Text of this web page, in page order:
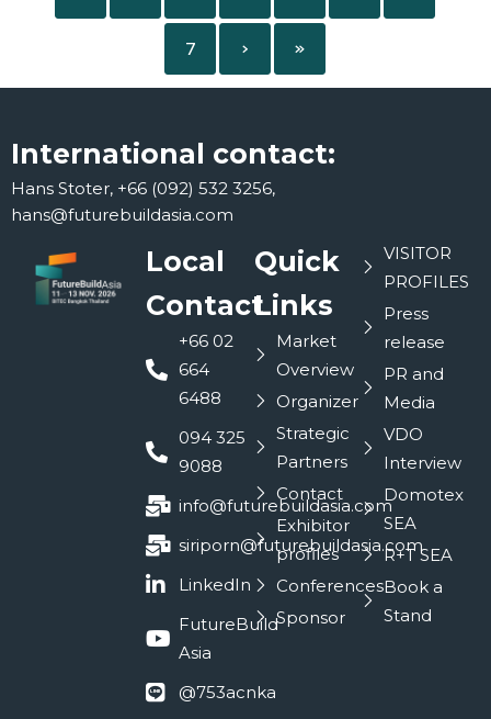
7 › »
International contact:
Hans Stoter, +66 (092) 532 3256,
hans@futurebuildasia.com
Local
Contact
+66 02
664
6488
094 325
9088
info@futurebuildasia.com
siriporn@futurebuildasia.com
LinkedIn
FutureBuild
Asia
@753acnka
Quick
Links
Market
Overview
Organizer
Strategic
Partners
Contact
Exhibitor
profiles
Conferences
Sponsor
VISITOR
PROFILES
Press
release
PR and
Media
VDO
Interview
Domotex
SEA
R+T SEA
Book a
Stand